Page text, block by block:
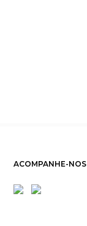
ACOMPANHE-NOS